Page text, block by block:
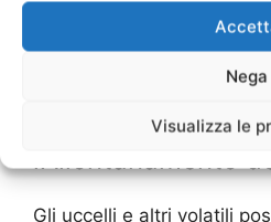
Nega
Visualizza le
tua proprietà e mantenere
sicuro per te e la tua
Prodotti Efficaci
Gli uccelli e altri volatili